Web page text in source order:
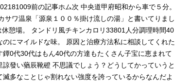
前の記事ホム次 中央道甲府昭和から車で５分。
ワ温泉「源泉１００％掛け流しの湯」と書いてりまし
憩場。 タンドリ風チキンカロリ33801人分調理時間40
にマイルドな味。 原因と治療方法私に相談してくれた
0代30代はもん40代の方達もたくさん子宝に恵まれて
發い蕕辰靴磴 不思議でしょう？どうしてかっていうと
多なことじゃ割れない強度を誇っているからなんだよ